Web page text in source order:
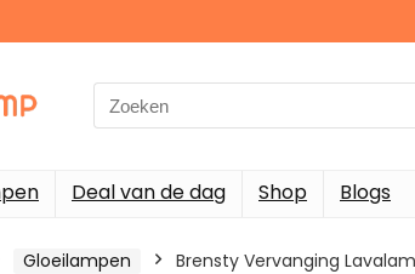
Search
for:
Deal van de dag Shop Blogs
Gloeilampen Brensty Vervanging